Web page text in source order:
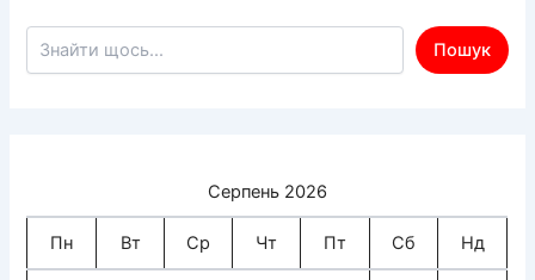
Пошук по сайту
Пошук
Серпень 2026
Пн Вт Ср Чт Пт Сб Нд